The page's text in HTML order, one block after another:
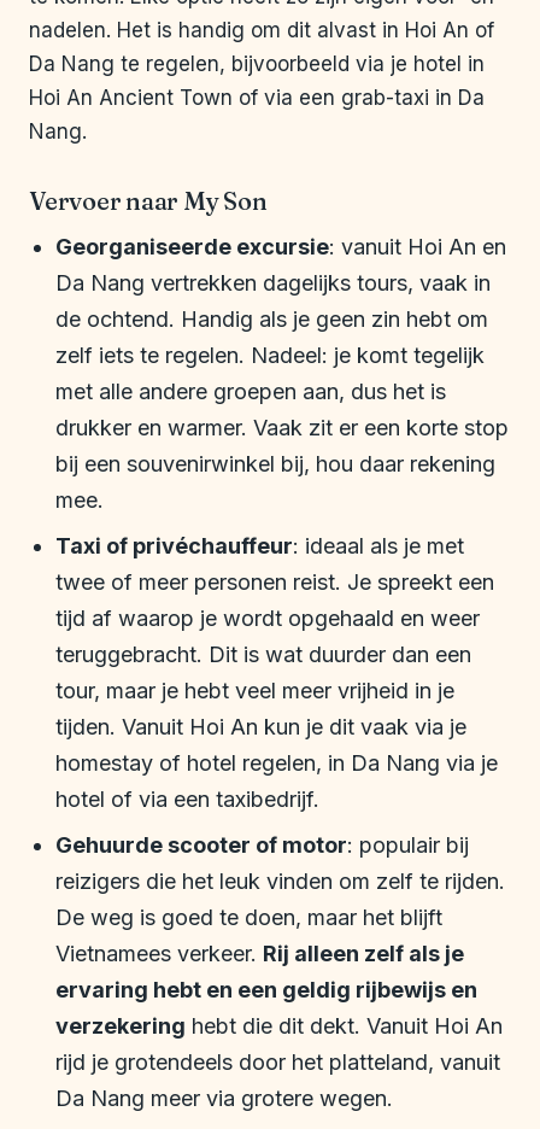
nadelen. Het is handig om dit alvast in Hoi An of
Da Nang te regelen, bijvoorbeeld via je hotel in
Hoi An Ancient Town of via een grab-taxi in Da
Nang.
Vervoer naar My Son
Georganiseerde excursie: vanuit Hoi An en
Da Nang vertrekken dagelijks tours, vaak in
de ochtend. Handig als je geen zin hebt om
zelf iets te regelen. Nadeel: je komt tegelijk
met alle andere groepen aan, dus het is
drukker en warmer. Vaak zit er een korte stop
bij een souvenirwinkel bij, hou daar rekening
mee.
Taxi of privéchauffeur: ideaal als je met
twee of meer personen reist. Je spreekt een
tijd af waarop je wordt opgehaald en weer
teruggebracht. Dit is wat duurder dan een
tour, maar je hebt veel meer vrijheid in je
tijden. Vanuit Hoi An kun je dit vaak via je
homestay of hotel regelen, in Da Nang via je
hotel of via een taxibedrijf.
Gehuurde scooter of motor: populair bij
reizigers die het leuk vinden om zelf te rijden.
De weg is goed te doen, maar het blijft
Vietnamees verkeer. Rij alleen zelf als je
ervaring hebt en een geldig rijbewijs en
verzekering hebt die dit dekt. Vanuit Hoi An
rijd je grotendeels door het platteland, vanuit
Da Nang meer via grotere wegen.